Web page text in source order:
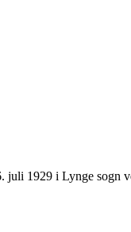
1929 i Lynge sogn